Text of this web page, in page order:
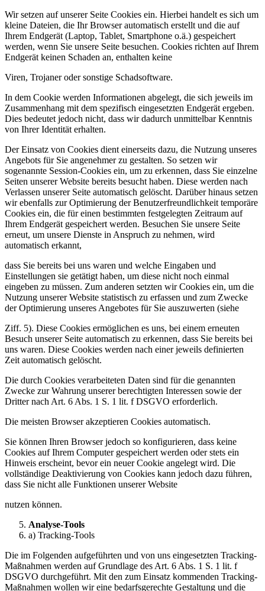
Wir setzen auf unserer Seite Cookies ein. Hierbei handelt es sich um
kleine Dateien, die Ihr Browser automatisch erstellt und die auf
Ihrem Endgerät (Laptop, Tablet, Smartphone o.ä.) gespeichert
werden, wenn Sie unsere Seite besuchen. Cookies richten auf Ihrem
Endgerät keinen Schaden an, enthalten keine
Viren, Trojaner oder sonstige Schadsoftware.
In dem Cookie werden Informationen abgelegt, die sich jeweils im
Zusammenhang mit dem spezifisch eingesetzten Endgerät ergeben.
Dies bedeutet jedoch nicht, dass wir dadurch unmittelbar Kenntnis
von Ihrer Identität erhalten.
Der Einsatz von Cookies dient einerseits dazu, die Nutzung unseres
Angebots für Sie angenehmer zu gestalten. So setzen wir
sogenannte Session-Cookies ein, um zu erkennen, dass Sie einzelne
Seiten unserer Website bereits besucht haben. Diese werden nach
Verlassen unserer Seite automatisch gelöscht. Darüber hinaus setzen
wir ebenfalls zur Optimierung der Benutzerfreundlichkeit temporäre
Cookies ein, die für einen bestimmten festgelegten Zeitraum auf
Ihrem Endgerät gespeichert werden. Besuchen Sie unsere Seite
erneut, um unsere Dienste in Anspruch zu nehmen, wird
automatisch erkannt,
dass Sie bereits bei uns waren und welche Eingaben und
Einstellungen sie getätigt haben, um diese nicht noch einmal
eingeben zu müssen. Zum anderen setzten wir Cookies ein, um die
Nutzung unserer Website statistisch zu erfassen und zum Zwecke
der Optimierung unseres Angebotes für Sie auszuwerten (siehe
Ziff. 5). Diese Cookies ermöglichen es uns, bei einem erneuten
Besuch unserer Seite automatisch zu erkennen, dass Sie bereits bei
uns waren. Diese Cookies werden nach einer jeweils definierten
Zeit automatisch gelöscht.
Die durch Cookies verarbeiteten Daten sind für die genannten
Zwecke zur Wahrung unserer berechtigten Interessen sowie der
Dritter nach Art. 6 Abs. 1 S. 1 lit. f DSGVO erforderlich.
Die meisten Browser akzeptieren Cookies automatisch.
Sie können Ihren Browser jedoch so konfigurieren, dass keine
Cookies auf Ihrem Computer gespeichert werden oder stets ein
Hinweis erscheint, bevor ein neuer Cookie angelegt wird. Die
vollständige Deaktivierung von Cookies kann jedoch dazu führen,
dass Sie nicht alle Funktionen unserer Website
nutzen können.
Analyse-Tools
a) Tracking-Tools
Die im Folgenden aufgeführten und von uns eingesetzten Tracking-
Maßnahmen werden auf Grundlage des Art. 6 Abs. 1 S. 1 lit. f
DSGVO durchgeführt. Mit den zum Einsatz kommenden Tracking-
Maßnahmen wollen wir eine bedarfsgerechte Gestaltung und die